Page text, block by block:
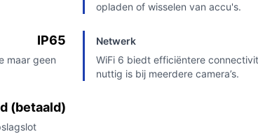
opladen of wisselen van accu's.
IP65
maar geen
Netwerk
WiFi 6 biedt efficiëntere
nuttig is bij meerdere camera’s.
(betaald)